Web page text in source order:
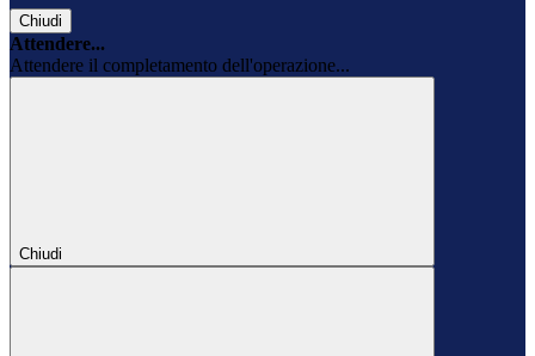
Chiudi
Attendere...
Attendere il completamento dell'operazione...
Chiudi